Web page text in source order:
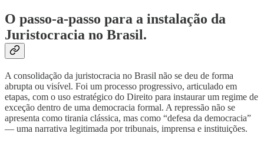
O passo-a-passo para a instalação da
Juristocracia no Brasil.
A consolidação da juristocracia no Brasil não se deu de forma
abrupta ou visível. Foi um processo progressivo, articulado em
etapas, com o uso estratégico do Direito para instaurar um regime de
exceção dentro de uma democracia formal. A repressão não se
apresenta como tirania clássica, mas como “defesa da democracia”
— uma narrativa legitimada por tribunais, imprensa e instituições.